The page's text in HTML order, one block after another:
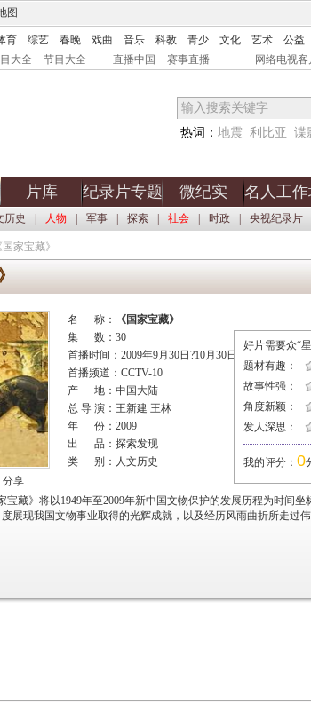
图
育 综艺 春晚 戏曲 音乐 科教 青少 文化 艺术 公益
大全 节目大全 直播中国 赛事直播 网络电视客
热词： 地震 利比亚 谍
片库 纪录片专题 微纪实 名人工
历史 人物 军事 探索 社会 时政 央视纪录片
国家宝藏》
分享
名 称：
《国家宝藏》
集 数：30
首播时间：2009年9月30日?10月30日首播 21：25
首播频道：CCTV-10
产 地：中国大陆
总 导 演：王新建 王林
年 份：2009
出 品：探索发现
类 别：人文历史
宝藏》将以1949年至2009年新中国文物保护的发展历程为时间
展现我国文物事业取得的光辉成就，以及经历风雨曲折所走过伟
好片需要众“
题材有趣：
故事性强：
角度新颖：
发人深思：
我的评分： 0